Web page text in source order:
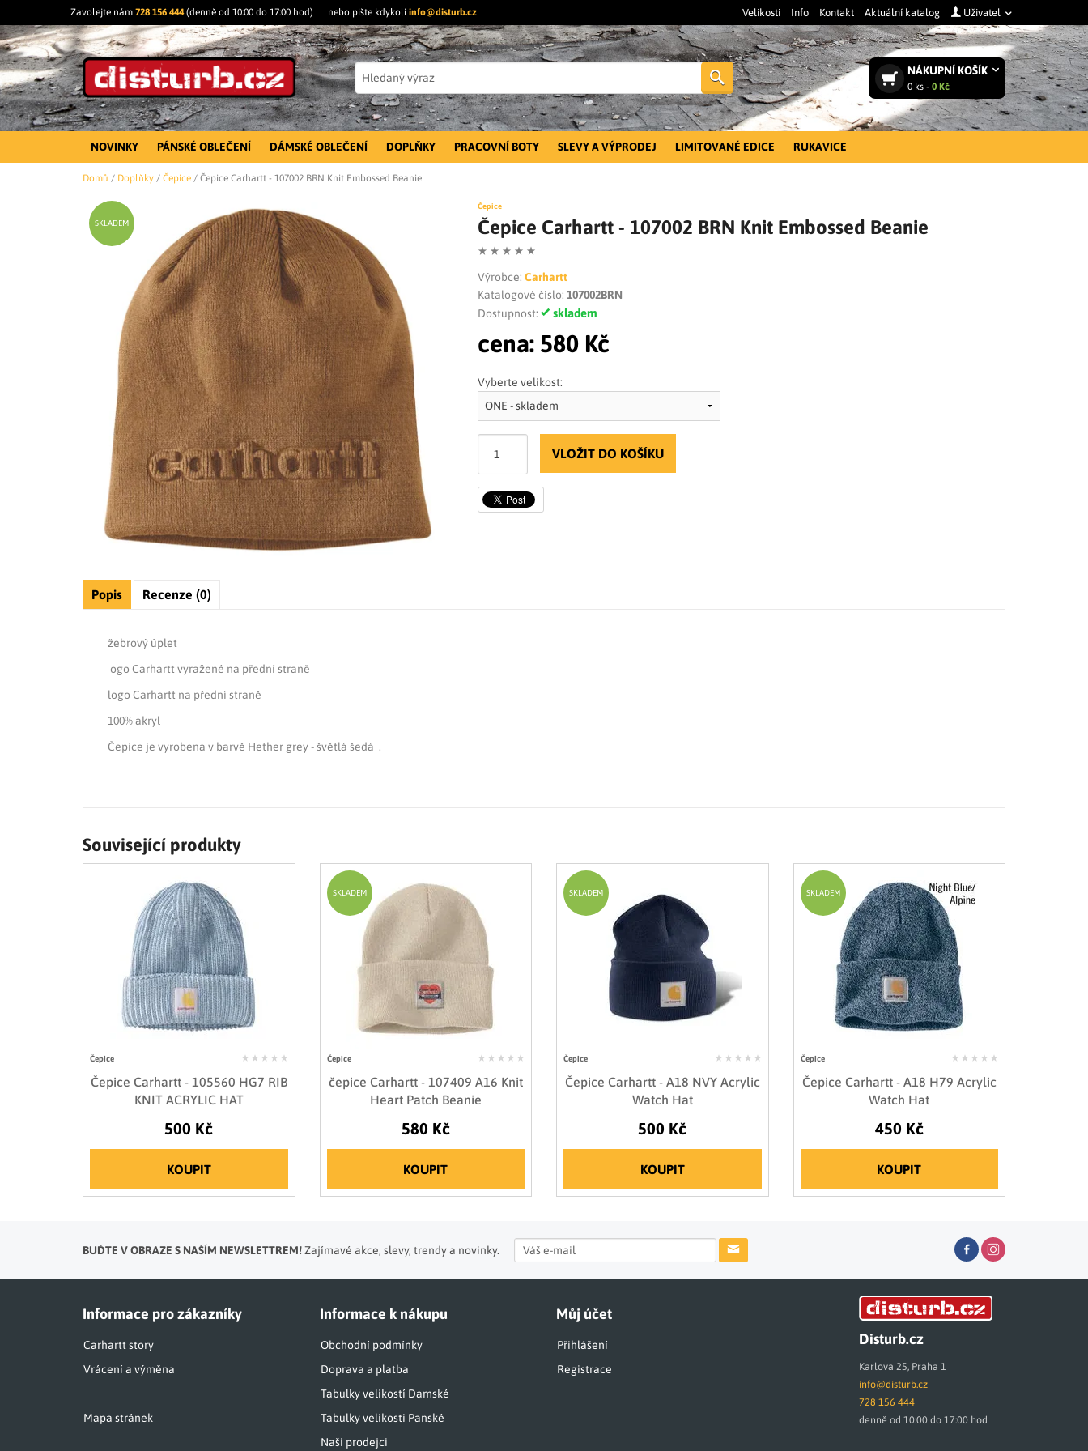
Zavolejte nám 728 156 444 (denně od 10:00 do 17:00 hod) nebo pište kdykoli info@disturb.cz Velikosti Info Kontakt Aktuální katalog Uživatel
NÁKUPNÍ KOŠÍK
0 ks - 0 Kč
Vyhledat
NOVINKY PÁNSKÉ OBLEČENÍ DÁMSKÉ OBLEČENÍ DOPLŇKY PRACOVNÍ BOTY SLEVY A VÝPRODEJ LIMITOVANÉ EDICE RUKAVICE
Domů / Doplňky / Čepice / Čepice Carhartt - 107002 BRN Knit Embossed Beanie
Čepice
Čepice Carhartt - 107002 BRN Knit Embossed Beanie
SKLADEM
Výrobce: Carhartt
Katalogové číslo: 107002BRN
Dostupnost:
skladem
cena: 580 Kč
Vyberte velikost:
VLOŽIT DO KOŠÍKU
Popis Recenze (0)
žebrový úplet
ogo Carhartt vyražené na přední straně
logo Carhartt na přední straně
100% akryl
Čepice je vyrobena v barvě Hether grey - švětlá šedá .
Související produkty
Čepice
Čepice Carhartt - 105560 HG7 RIB
KNIT ACRYLIC HAT
500 Kč
KOUPIT
Čepice
čepice Carhartt - 107409 A16 Knit
Heart Patch Beanie
580 Kč
KOUPIT
SKLADEM
Čepice
Čepice Carhartt - A18 NVY Acrylic
Watch Hat
500 Kč
KOUPIT
SKLADEM
Čepice
Čepice Carhartt - A18 H79 Acrylic
Watch Hat
450 Kč
KOUPIT
SKLADEM
BUĎTE V OBRAZE S NAŠÍM NEWSLETTREM!Zajímavé akce, slevy, trendy a novinky.
Informace pro zákazníky
Carhartt story
Vrácení a výměna
Mapa stránek
Informace k nákupu
Obchodní podmínky
Doprava a platba
Tabulky velikostí Damské
Tabulky velikosti Panské
Naši prodejci
Můj účet
Přihlášení
Registrace
Disturb.cz
Karlova 25, Praha 1
info@disturb.cz
728 156 444
denně od 10:00 do 17:00 hod